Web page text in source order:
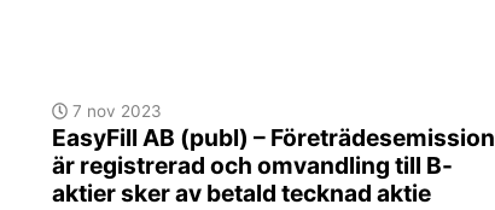
7 nov 2023
EasyFill AB (publ) – Företrädesemission
är registrerad och omvandling till B-
aktier sker av betald tecknad aktie